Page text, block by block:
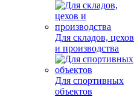
Для складов, цехов
и производства
Для спортивных
объектов